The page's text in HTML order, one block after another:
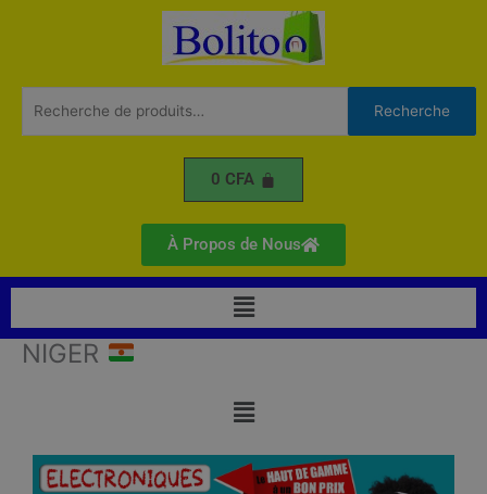
pour :
Recherche
0 CFA
À Propos de Nous
Menu
NIGER
Menu